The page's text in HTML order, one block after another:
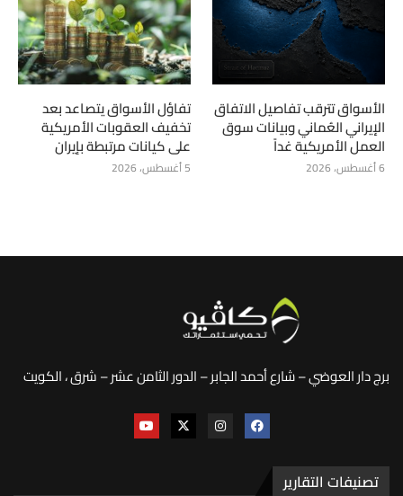
الأسواق تترقب تفاصيل الاتفاق
الإيراني العُماني وبيانات سوق
العمل الأمريكية غداً
6 أغسطس، 2026
تفاؤل الأسواق يتصاعد بعد
تخفيف العقوبات الأمريكية
على كيانات مرتبطة بإيران
5 أغسطس، 2026
برج دار العوضي – شارع أحمد الجابر – الدور الثامن عشر – شرق ، الكويت
تصنيفات التقارير